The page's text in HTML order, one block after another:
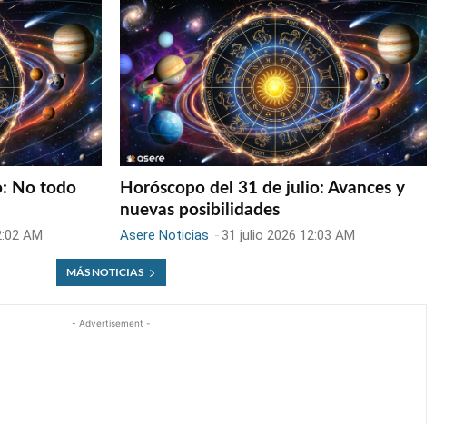
No todo
AM
Horóscopo del 31 de julio: Avances y
nuevas posibilidades
Asere Noticias - 31 julio 2026 12:03 AM
MÁS NOTICIAS
- Advertisement -